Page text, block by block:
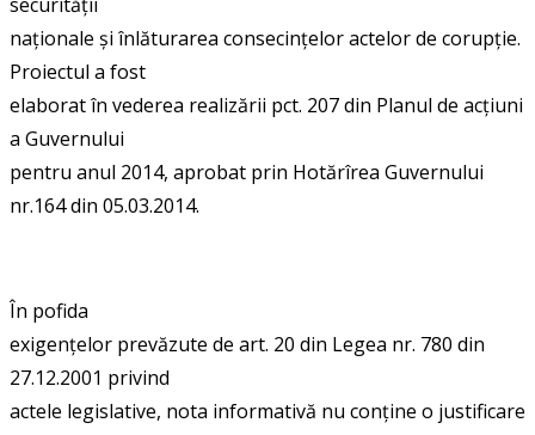
naționale și înlăturarea consecințelor actelor de corupție.
Proiectul a fost
elaborat în vederea realizării pct. 207 din Planul de acțiuni
a Guvernului
pentru anul 2014, aprobat prin Hotărîrea Guvernului
nr.164 din 05.03.2014.
În pofida
exigențelor prevăzute de art. 20 din Legea nr. 780 din
27.12.2001 privind
actele legislative, nota informativă nu conține o justificare